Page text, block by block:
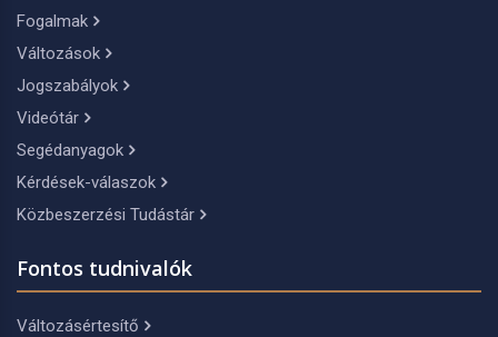
Fogalmak
Változások
Jogszabályok
Videótár
Segédanyagok
Kérdések-válaszok
Közbeszerzési Tudástár
Fontos tudnivalók
Változásértesítő